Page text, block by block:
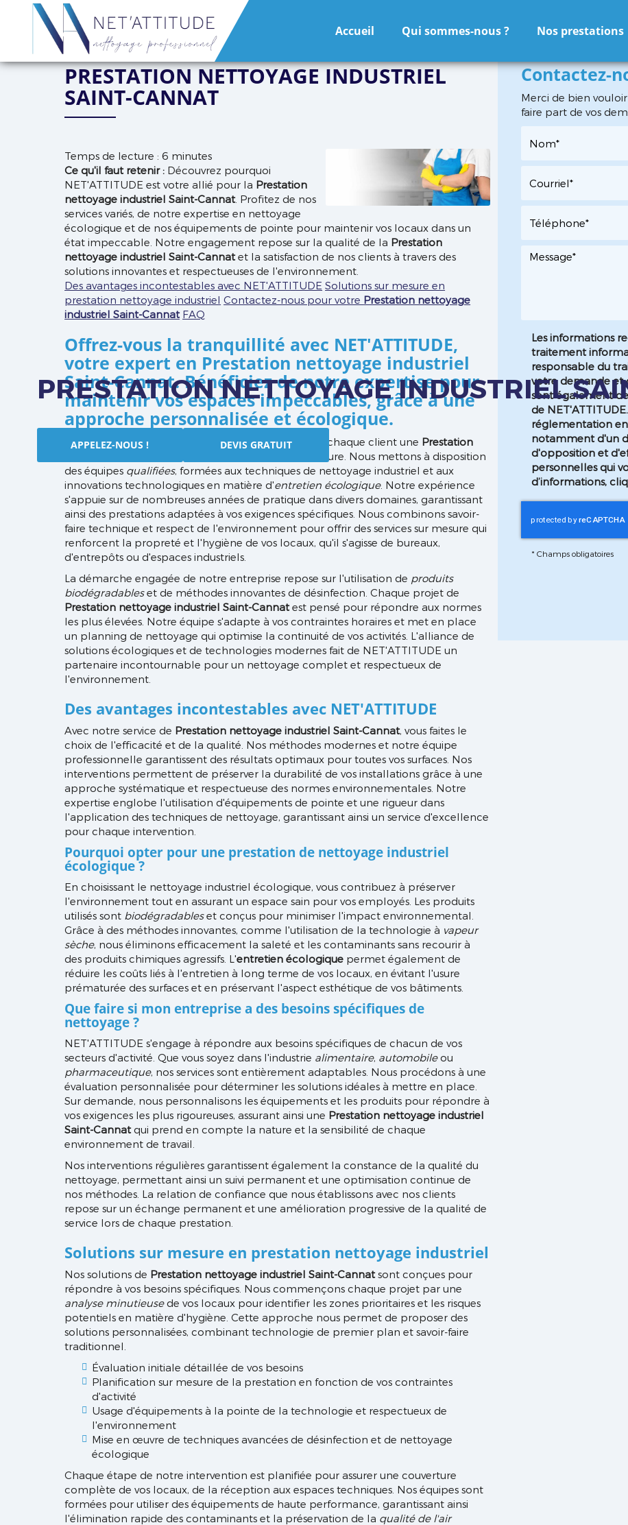
NET'ATTITUDE
Accueil Qui sommes-nous ? Nos prestations
PRESTATION NETTOYAGE INDUSTRIEL
APPELEZ-NOUS ! DEVIS GRATUIT
PRESTATION NETTOYAGE INDUSTRIEL
SAINT-CANNAT
Temps de lecture : 6 minutes
Ce qu'il faut retenir : Découvrez pourquoi
NET'ATTITUDE est votre allié pour la Prestation
nettoyage industriel Saint-Cannat. Profitez de nos
services variés, de notre expertise en nettoyage
écologique et de nos équipements de pointe pour maintenir vos locaux dans un
état impeccable. Notre engagement repose sur la qualité de la Prestation
nettoyage industriel Saint-Cannatet la satisfaction de nos clients à travers des
solutions innovantes et respectueuses de l'environnement.
Des avantages incontestables avec NET'ATTITUDE Solutions sur mesure en
prestation nettoyage industriel Contactez-nous pour votre Prestation nettoyage
industriel Saint-Cannat FAQ
Offrez-vous la tranquillité avec NET'ATTITUDE,
votre expert en Prestation nettoyage industriel
Saint-Cannat. Bénéficiez de notre expertise pour
maintenir vos espaces impeccables, grâce à une
approche personnalisée et écologique.
Chez NET'ATTITUDE, notre objectif est de fournir à chaque client une Prestation
de qualité supérieure. Nous mettons à disposition
des équipes qualifiées, formées aux techniques de nettoyage industriel et aux
innovations technologiques en matière d'entretien écologique. Notre expérience
s'appuie sur de nombreuses années de pratique dans divers domaines, garantissant
ainsi des prestations adaptées à vos exigences spécifiques. Nous combinons savoir-
faire technique et respect de l'environnement pour offrir des services sur mesure qui
renforcent la propreté et l'hygiène de vos locaux, qu'il s'agisse de bureaux,
d'entrepôts ou d'espaces industriels.
La démarche engagée de notre entreprise repose sur l'utilisation de produits
biodégradableset de méthodes innovantes de désinfection. Chaque projet de
Prestation nettoyage industriel Saint-Cannatest pensé pour répondre aux normes
les plus élevées. Notre équipe s'adapte à vos contraintes horaires et met en place
un planning de nettoyage qui optimise la continuité de vos activités. L'alliance de
solutions écologiques et de technologies modernes fait de NET'ATTITUDE un
partenaire incontournable pour un nettoyage complet et respectueux de
l'environnement.
Des avantages incontestables avec NET'ATTITUDE
Avec notre service de Prestation nettoyage industriel Saint-Cannat, vous faites le
choix de l'efficacité et de la qualité. Nos méthodes modernes et notre équipe
professionnelle garantissent des résultats optimaux pour toutes vos surfaces. Nos
interventions permettent de préserver la durabilité de vos installations grâce à une
approche systématique et respectueuse des normes environnementales. Notre
expertise englobe l'utilisation d'équipements de pointe et une rigueur dans
l'application des techniques de nettoyage, garantissant ainsi un service d'excellence
pour chaque intervention.
Pourquoi opter pour une prestation de nettoyage industriel
écologique ?
En choisissant le nettoyage industriel écologique, vous contribuez à préserver
l'environnement tout en assurant un espace sain pour vos employés. Les produits
utilisés sont biodégradableset conçus pour minimiser l'impact environnemental.
Grâce à des méthodes innovantes, comme l'utilisation de la technologie à vapeur
sèche, nous éliminons efficacement la saleté et les contaminants sans recourir à
des produits chimiques agressifs. L'entretien écologique permet également de
réduire les coûts liés à l'entretien à long terme de vos locaux, en évitant l'usure
prématurée des surfaces et en préservant l'aspect esthétique de vos bâtiments.
Que faire si mon entreprise a des besoins spécifiques de
nettoyage ?
NET'ATTITUDE s'engage à répondre aux besoins spécifiques de chacun de vos
secteurs d'activité. Que vous soyez dans l'industrie alimentaire, automobileou
pharmaceutique, nos services sont entièrement adaptables. Nous procédons à une
évaluation personnalisée pour déterminer les solutions idéales à mettre en place.
Sur demande, nous personnalisons les équipements et les produits pour répondre à
vos exigences les plus rigoureuses, assurant ainsi une Prestation nettoyage industriel
Saint-Cannatqui prend en compte la nature et la sensibilité de chaque
environnement de travail.
Nos interventions régulières garantissent également la constance de la qualité du
nettoyage, permettant ainsi un suivi permanent et une optimisation continue de
nos méthodes. La relation de confiance que nous établissons avec nos clients
repose sur un échange permanent et une amélioration progressive de la qualité de
service lors de chaque prestation.
Solutions sur mesure en prestation nettoyage industriel
Nos solutions de Prestation nettoyage industriel Saint-Cannatsont conçues pour
répondre à vos besoins spécifiques. Nous commençons chaque projet par une
analyse minutieusede vos locaux pour identifier les zones prioritaires et les risques
potentiels en matière d'hygiène. Cette approche nous permet de proposer des
solutions personnalisées, combinant technologie de premier plan et savoir-faire
traditionnel.
Évaluation initiale détaillée de vos besoins
Planification sur mesure de la prestation en fonction de vos contraintes
d'activité
Usage d'équipements à la pointe de la technologie et respectueux de
l'environnement
Mise en œuvre de techniques avancées de désinfection et de nettoyage
écologique
Chaque étape de notre intervention est planifiée pour assurer une couverture
complète de vos locaux, de la réception aux espaces techniques. Nos équipes sont
formées pour utiliser des équipements de haute performance, garantissant ainsi
l'élimination rapide des contaminants et la préservation de la qualité de l'air
Contactez-
Merci de bien
faire part de vos
Les informations
traitement
responsable du
votre demande et
sont également
de
réglementation en
notamment d'un
d'opposition et
personnelles qui
d’informations,
*Champs obligatoires